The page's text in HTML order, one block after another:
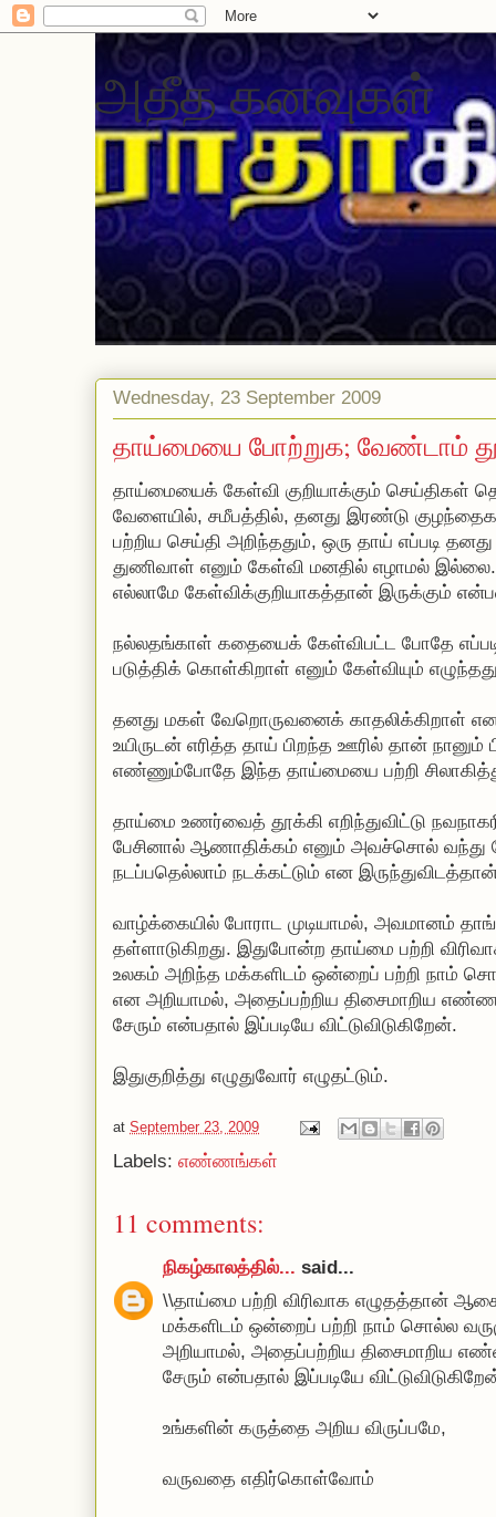
அதீத கனவுகள்
Wednesday, 23 September 2009
தாய்மையை போற்றுக; வேண்டாம்
தாய்மையைக் கேள்வி குறியாக்கும் செய்திகள்
வேளையில், சமீபத்தில், தனது இரண்டு
பற்றிய செய்தி அறிந்ததும், ஒரு தாய் எப்படி
துணிவாள் எனும் கேள்வி மனதில் எழாமல் இல்லை.
எல்லாமே கேள்விக்குறியாகத்தான் இருக்கும்
நல்லதங்காள் கதையைக் கேள்விபட்ட போதே
படுத்திக் கொள்கிறாள் எனும் கேள்வியும்
தனது மகள் வேறொருவனைக் காதலிக்கிறாள்
உயிருடன் எரித்த தாய் பிறந்த ஊரில் தான் நானும்
எண்ணும்போதே இந்த தாய்மையை பற்றி
தாய்மை உணர்வைத் தூக்கி எறிந்துவிட்டு
பேசினால் ஆணாதிக்கம் எனும் அவச்சொல் வந்து
நடப்பதெல்லாம் நடக்கட்டும் என
வாழ்க்கையில் போராட முடியாமல், அவமானம்
தள்ளாடுகிறது. இதுபோன்ற தாய்மை பற்றி
உலகம் அறிந்த மக்களிடம் ஒன்றைப் பற்றி நாம்
என அறியாமல், அதைப்பற்றிய திசைமாறிய
சேரும் என்பதால் இப்படியே விட்டுவிடுகிறேன்.
இதுகுறித்து எழுதுவோர் எழுதட்டும்.
at September 23, 2009
Labels: எண்ணங்கள்
11 comments:
நிகழ்காலத்தில்... said...
\\தாய்மை பற்றி விரிவாக எழுதத்தான்
மக்களிடம் ஒன்றைப் பற்றி நாம் சொல்ல
அறியாமல், அதைப்பற்றிய திசைமாறிய
சேரும் என்பதால் இப்படியே
உங்களின் கருத்தை அறிய விருப்பமே,
வருவதை எதிர்கொள்வோம்